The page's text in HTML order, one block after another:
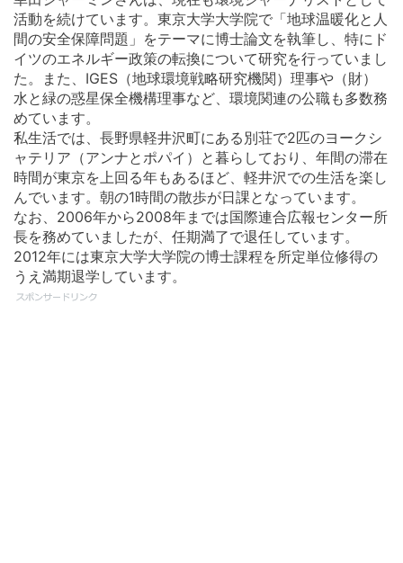
活動を続けています。東京大学大学院で「地球温暖化と人
間の安全保障問題」をテーマに博士論文を執筆し、特にド
イツのエネルギー政策の転換について研究を行っていまし
た。また、IGES（地球環境戦略研究機関）理事や（財）
水と緑の惑星保全機構理事など、環境関連の公職も多数務
めています。
私生活では、長野県軽井沢町にある別荘で2匹のヨークシ
ャテリア（アンナとポパイ）と暮らしており、年間の滞在
時間が東京を上回る年もあるほど、軽井沢での生活を楽し
んでいます。朝の1時間の散歩が日課となっています。
なお、2006年から2008年までは国際連合広報センター所
長を務めていましたが、任期満了で退任しています。
2012年には東京大学大学院の博士課程を所定単位修得の
うえ満期退学しています。